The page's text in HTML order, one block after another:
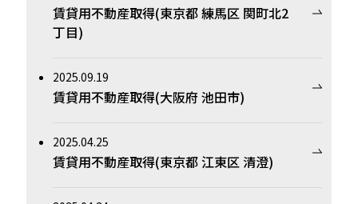
賃貸用不動産取得(東京都 練馬区 関町北2
丁目)
2025.09.19
賃貸用不動産取得(大阪府 池田市)
2025.04.25
賃貸用不動産取得(東京都 江東区 清澄)